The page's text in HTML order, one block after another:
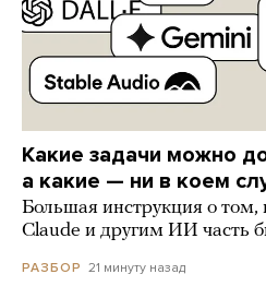
Какие задачи можно
а какие — ни в коем
Большая инструкция о том,
Claude и другим ИИ часть
РАЗБОР 21 минуту назад